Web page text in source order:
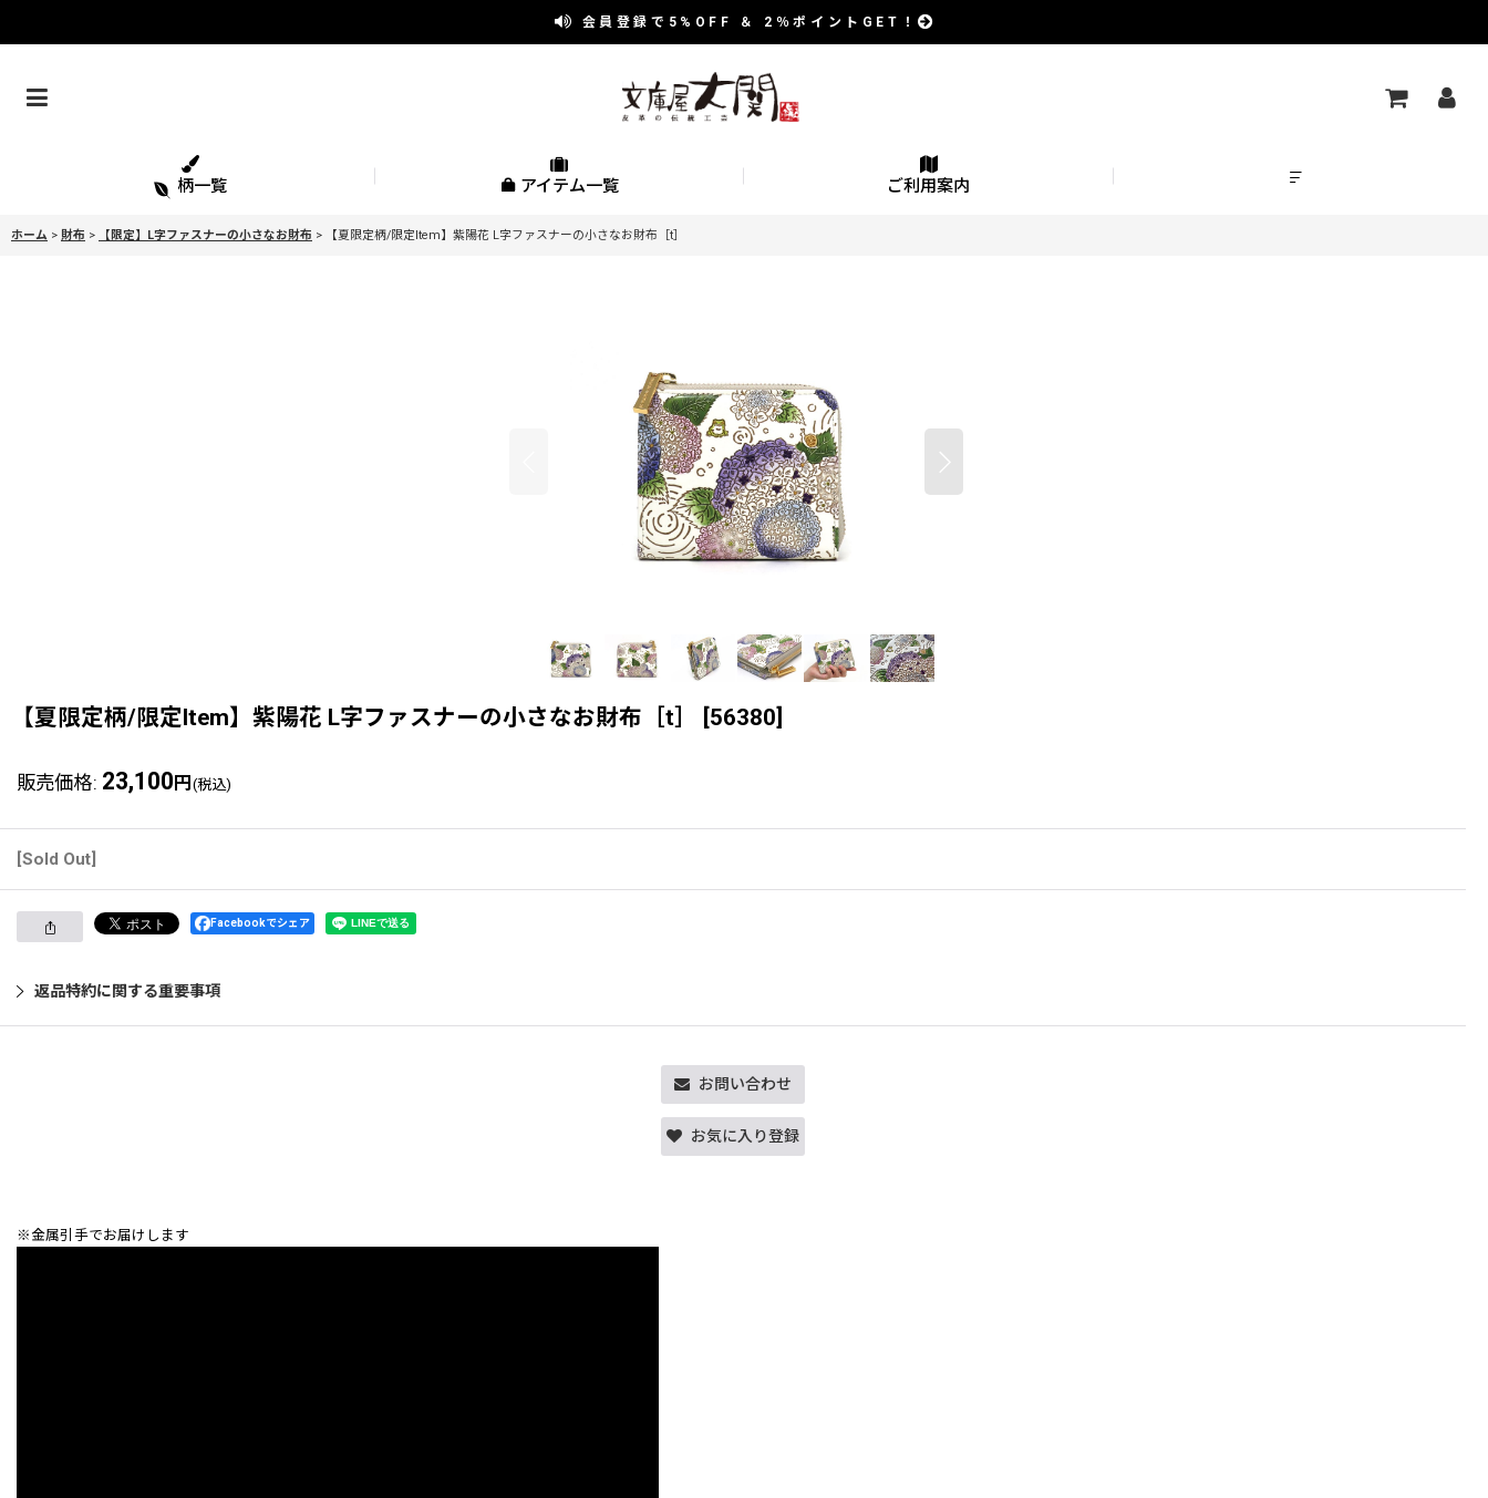
会員登録で 5%OFF ＆ 2％ポイントGET！
柄一覧 アイテム一覧 ご利用案内
ホーム > 財布 > 【限定】L字ファスナーの小さなお財布 > 【夏限定柄/限定Item】紫陽花 L字ファスナーの小さなお財布［t］
【夏限定柄/限定Item】紫陽花 L字ファスナーの小さなお財布［t］ 56380
販売価格: 23,100 円 (税込)
[Sold Out]
Facebookでシェア
返品特約に関する重要事項
お問い合わせ
お気に入り登録
※金属引手でお届けします